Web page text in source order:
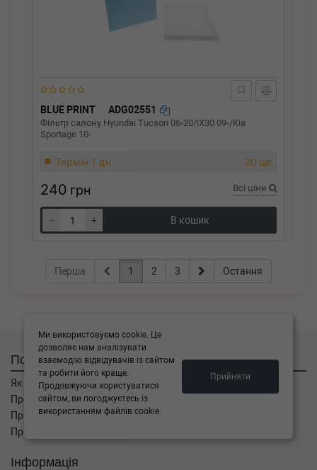
BLUE PRINT ADG02551
Фільтр салону Hyundai Tucson 06-20/iX30 09-/Kia
Sportage 10-
Термін 1 дн. 20 шт.
240 грн Всі ціни
- + В кошик
Перша 1 2 3 Остання
Покупцям
Як замовити
Про оплату
Про доставку
Про повернення
Інформація
Ми використовуємо cookie. Це
дозволяє нам аналізувати
взаємодію відвідувачів із сайтом
та робити його краще.
Продовжуючи користуватися
сайтом, ви погоджуєтесь із
використанням файлів cookie.
Прийняти